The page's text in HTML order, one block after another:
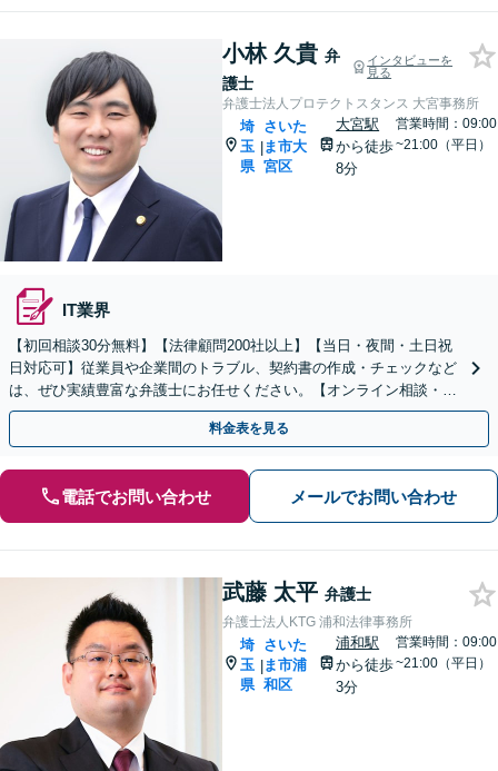
小林 久貴 弁
護士
インタビューを
見る
弁護士法人プロテクトスタンス 大宮事務所
埼
玉
県
|
さいた
ま市大
宮区
大宮駅
から徒歩
8分
営業時間：09:00
~21:00（平日）
IT業界
【初回相談30分無料】【法律顧問200社以上】【当日・夜間・土日祝
日対応可】従業員や企業間のトラブル、契約書の作成・チェックなど
は、ぜひ実績豊富な弁護士にお任せください。【オンライン相談・電
子契約に対応】
料金表を見る
電話でお問い合わせ メールでお問い合わせ
武藤 太平 弁護士
弁護士法人KTG 浦和法律事務所
埼
玉
県
|
さいた
ま市浦
和区
浦和駅
から徒歩
3分
営業時間：09:00
~21:00（平日）